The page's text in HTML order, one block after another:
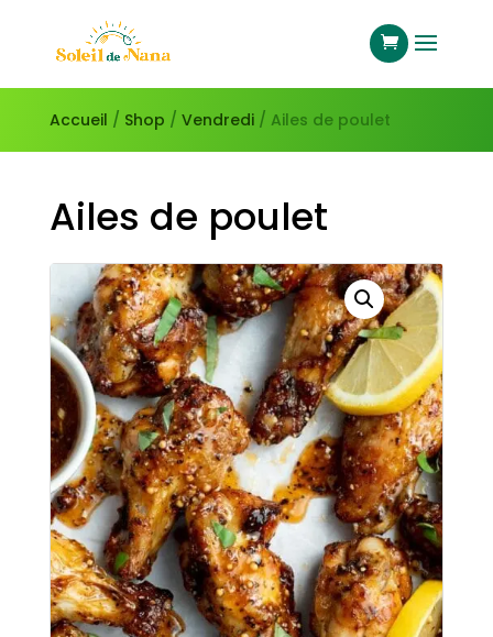
Accueil / Shop / Vendredi/ Ailes de poulet
Ailes de poulet